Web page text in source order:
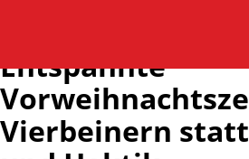
Entspannte
Vierbeinern